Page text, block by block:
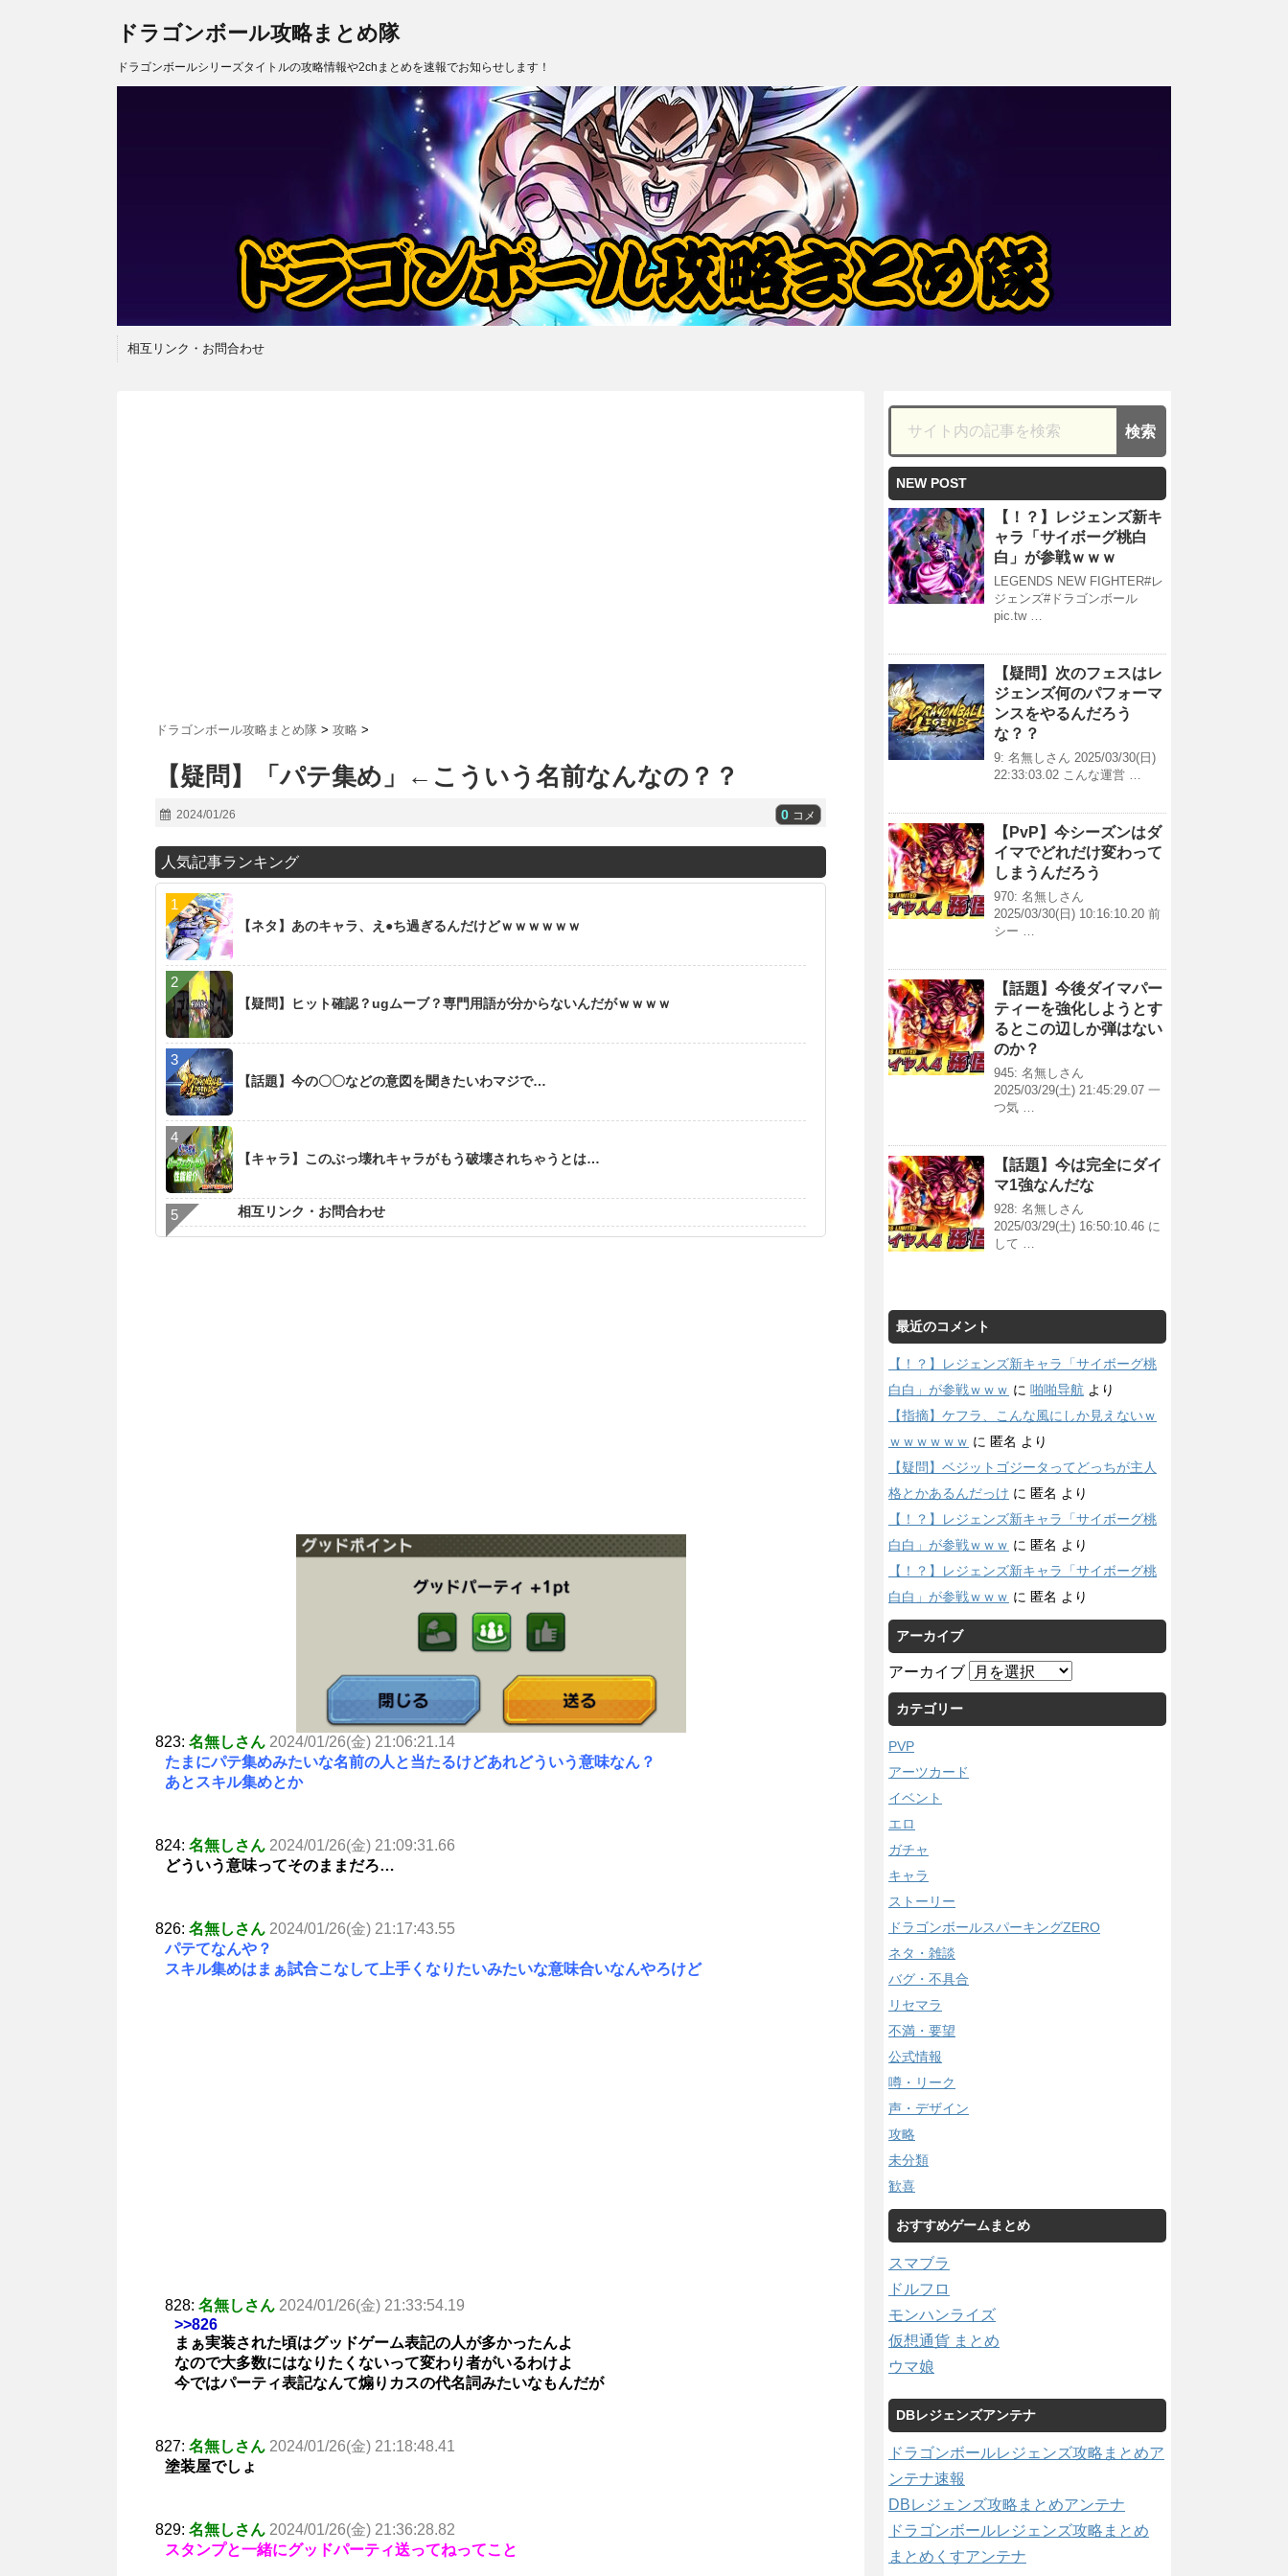
ドラゴンボール攻略まとめ隊
ドラゴンボールシリーズタイトルの攻略情報や2chまとめを速報でお知らせします！
相互リンク・お問合わせ
ドラゴンボール攻略まとめ隊 > 攻略 >
【疑問】「パテ集め」←こういう名前なんなの？？
2024/01/26 0 コメ
人気記事ランキング
【ネタ】あのキャラ、え●ち過ぎるんだけどｗｗｗｗｗｗ
【疑問】ヒット確認？ugムーブ？専門用語が分からないんだがｗｗｗｗ
【話題】今の〇〇などの意図を聞きたいわマジで…
【キャラ】このぶっ壊れキャラがもう破壊されちゃうとは…
相互リンク・お問合わせ
823: 名無しさん 2024/01/26(金) 21:06:21.14
たまにパテ集めみたいな名前の人と当たるけどあれどういう意味なん？
あとスキル集めとか
824: 名無しさん 2024/01/26(金) 21:09:31.66
どういう意味ってそのままだろ…
826: 名無しさん 2024/01/26(金) 21:17:43.55
パテてなんや？
スキル集めはまぁ試合こなして上手くなりたいみたいな意味合いなんやろけど
828: 名無しさん 2024/01/26(金) 21:33:54.19
>>826
まぁ実装された頃はグッドゲーム表記の人が多かったんよ
なので大多数にはなりたくないって変わり者がいるわけよ
今ではパーティ表記なんて煽りカスの代名詞みたいなもんだが
827: 名無しさん 2024/01/26(金) 21:18:48.41
塗装屋でしょ
829: 名無しさん 2024/01/26(金) 21:36:28.82
スタンプと一緒にグッドパーティ送ってねってこと
NEW POST
【！？】レジェンズ新キ
ャラ「サイボーグ桃白
白」が参戦ｗｗｗ
LEGENDS NEW FIGHTER#レ
ジェンズ#ドラゴンボール
pic.tw …
【疑問】次のフェスはレ
ジェンズ何のパフォーマ
ンスをやるんだろう
な？？
9: 名無しさん 2025/03/30(日)
22:33:03.02 こんな運営 …
【PvP】今シーズンはダ
イマでどれだけ変わって
しまうんだろう
970: 名無しさん
2025/03/30(日) 10:16:10.20 前
シー …
【話題】今後ダイマパー
ティーを強化しようとす
るとこの辺しか弾はない
のか？
945: 名無しさん
2025/03/29(土) 21:45:29.07 一
つ気 …
【話題】今は完全にダイ
マ1強なんだな
928: 名無しさん
2025/03/29(土) 16:50:10.46 に
して …
最近のコメント
【！？】レジェンズ新キャラ「サイボーグ桃
白白」が参戦ｗｗｗ に 啪啪导航 より
【指摘】ケフラ、こんな風にしか見えないｗ
ｗｗｗｗｗｗ に 匿名 より
【疑問】ベジットゴジータってどっちが主人
格とかあるんだっけ に 匿名 より
【！？】レジェンズ新キャラ「サイボーグ桃
白白」が参戦ｗｗｗ に 匿名 より
【！？】レジェンズ新キャラ「サイボーグ桃
白白」が参戦ｗｗｗ に 匿名 より
アーカイブ
アーカイブ
カテゴリー
PVP
アーツカード
イベント
エロ
ガチャ
キャラ
ストーリー
ドラゴンボールスパーキングZERO
ネタ・雑談
バグ・不具合
リセマラ
不満・要望
公式情報
噂・リーク
声・デザイン
攻略
未分類
歓喜
おすすめゲームまとめ
スマブラ
ドルフロ
モンハンライズ
仮想通貨 まとめ
ウマ娘
DBレジェンズアンテナ
ドラゴンボールレジェンズ攻略まとめア
ンテナ速報
DBレジェンズ攻略まとめアンテナ
ドラゴンボールレジェンズ攻略まとめ
まとめくすアンテナ